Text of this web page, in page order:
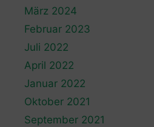
März 2024
Februar 2023
Juli 2022
April 2022
Januar 2022
Oktober 2021
September 2021